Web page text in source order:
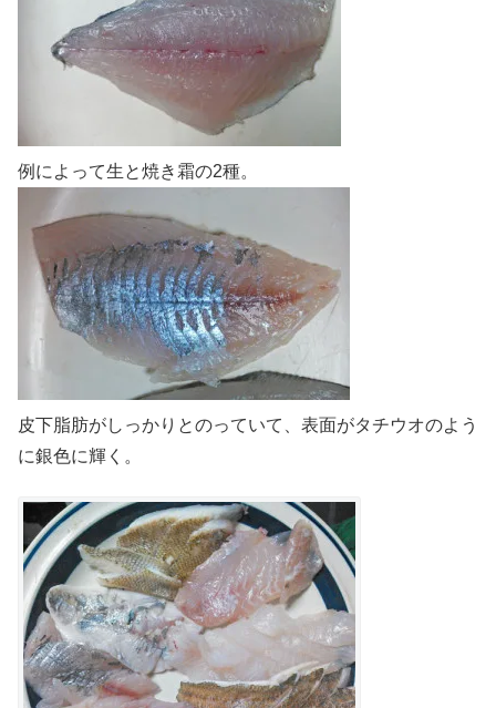
例によって生と焼き霜の2種。
皮下脂肪がしっかりとのっていて、表面がタチウオのよう
に銀色に輝く。